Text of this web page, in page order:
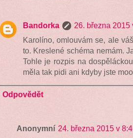
Bandorka
26. března 2015
Karolíno, omlouvám se, ale
to. Kreslené schéma nemám.
Tohle je rozpis na
měla tak pidi ani kdyby jste
Odpovědět
Anonymní 24. března 2015 v